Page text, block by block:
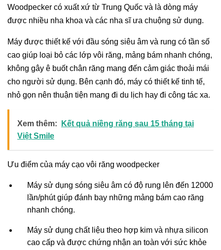
Woodpecker có xuất xứ từ Trung Quốc và là dòng máy
được nhiều nha khoa và các nha sĩ ưa chuộng sử dụng.
Máy được thiết kế với đầu sóng siêu âm và rung có tần số
cao giúp loại bỏ các lớp vôi răng, mảng bám nhanh chóng,
không gây ê buốt chân răng mang đến cảm giác thoải mái
cho người sử dụng. Bên cạnh đó, máy có thiết kế tinh tế,
nhỏ gọn nên thuận tiện mang đi du lịch hay đi công tác xa.
Xem thêm:
Kết quả niềng răng sau 15 tháng tại
Việt Smile
Ưu điểm của máy cạo vôi răng woodpecker
Máy sử dụng sóng siêu âm có độ rung lên đến 12000
lần/phút giúp đánh bay những mảng bám cao răng
nhanh chóng.
Máy sử dụng chất liệu theo hợp kim và nhựa silicon
cao cấp và được chứng nhận an toàn với sức khỏe